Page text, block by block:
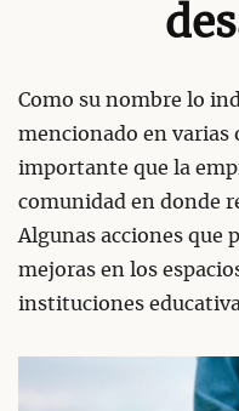
Como su nombre lo
mencionado en varias
importante que la
comunidad en donde
Algunas acciones que
mejoras en los
instituciones